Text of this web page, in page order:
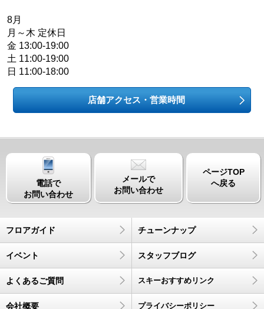
8月
月～木 定休日
金 13:00-19:00
土 11:00-19:00
日 11:00-18:00
店舗アクセス・営業時間
電話で
お問い合わせ
メールで
お問い合わせ
ページTOP
へ戻る
フロアガイド チューンナップ
イベント スタッフブログ
よくあるご質問 スキーおすすめリンク
会社概要 プライバシーポリシー